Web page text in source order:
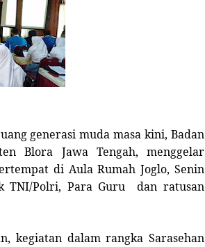
generasi muda masa kini, Badan
Blora Jawa Tengah, menggelar
di Aula Rumah Joglo, Senin
TNI/Polri, Para Guru
dan ratusan
kegiatan dalam rangka Sarasehan